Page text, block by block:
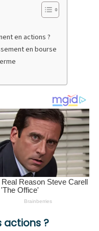
en actions ?
en bourse
actions ?